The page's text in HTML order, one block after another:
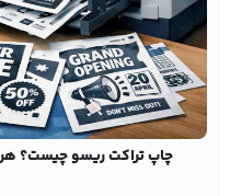
چاپ تراکت ریسو چیست؟ هر